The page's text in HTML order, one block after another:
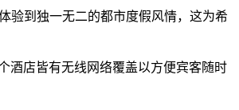
验到独一无二的都市度假风情，这为希
酒店皆有无线网络覆盖以方便宾客随时